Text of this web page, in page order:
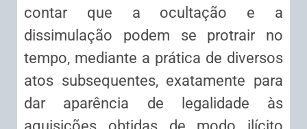
contar que a ocultação e a
dissimulação podem se protrair no
tempo, mediante a prática de diversos
atos subsequentes, exatamente para
dar aparência de legalidade às